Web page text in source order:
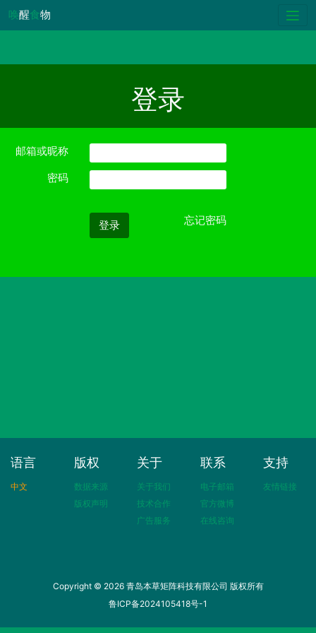
唤醒食物
登录
邮箱或昵称
密码
登录 忘记密码
语言
中文
版权
数据来源
版权声明
关于
关于我们
技术合作
广告服务
联系
电子邮箱
官方微博
在线咨询
支持
友情链接
Copyright © 2026 青岛本草矩阵科技有限公司 版权所有
鲁ICP备2024105418号-1